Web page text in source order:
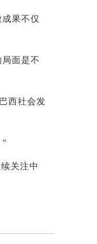
果不仅
面是不
西社会发
关注中